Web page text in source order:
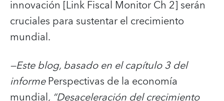
innovación [Link Fiscal Monitor Ch 2] serán
cruciales para sustentar el crecimiento
mundial.
—Este blog, basado en el capítulo 3 del
informePerspectivas de la economía
mundial, “Desaceleración del crecimiento